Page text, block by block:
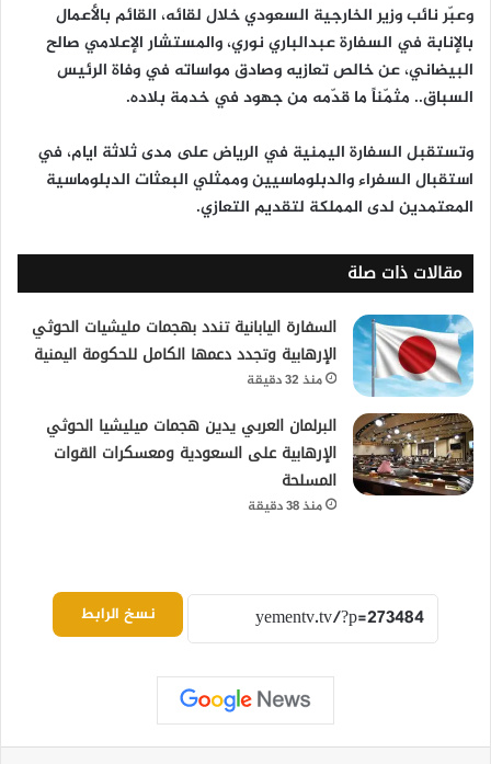
وعبّر نائب وزير الخارجية السعودي خلال لقائه، القائم بالأعمال
بالإنابة في السفارة عبدالباري نوري، والمستشار الإعلامي صالح
البيضاني، عن خالص تعازيه وصادق مواساته في وفاة الرئيس
السباق.. مثمّناً ما قدّمه من جهود في خدمة بلاده.
وتستقبل السفارة اليمنية في الرياض على مدى ثلاثة ايام، في
استقبال السفراء والدبلوماسيين وممثلي البعثات الدبلوماسية
المعتمدين لدى المملكة لتقديم التعازي.
مقالات ذات صلة
السفارة اليابانية تندد بهجمات مليشيات الحوثي
الإرهابية وتجدد دعمها الكامل للحكومة اليمنية
منذ 32 دقيقة
البرلمان العربي يدين هجمات ميليشيا الحوثي
الإرهابية على السعودية ومعسكرات القوات
المسلحة
منذ 38 دقيقة
نسخ الرابط